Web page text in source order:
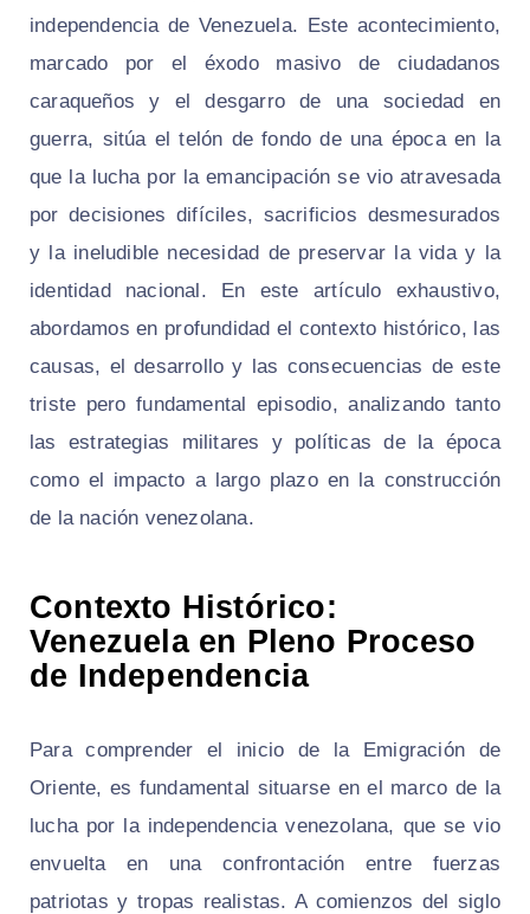
independencia de Venezuela. Este acontecimiento,
marcado por el éxodo masivo de ciudadanos
caraqueños y el desgarro de una sociedad en
guerra, sitúa el telón de fondo de una época en la
que la lucha por la emancipación se vio atravesada
por decisiones difíciles, sacrificios desmesurados
y la ineludible necesidad de preservar la vida y la
identidad nacional. En este artículo exhaustivo,
abordamos en profundidad el contexto histórico, las
causas, el desarrollo y las consecuencias de este
triste pero fundamental episodio, analizando tanto
las estrategias militares y políticas de la época
como el impacto a largo plazo en la construcción
de la nación venezolana.
Contexto Histórico:
Venezuela en Pleno Proceso
de Independencia
Para comprender el inicio de la Emigración de
Oriente, es fundamental situarse en el marco de la
lucha por la independencia venezolana, que se vio
envuelta en una confrontación entre fuerzas
patriotas y tropas realistas. A comienzos del siglo